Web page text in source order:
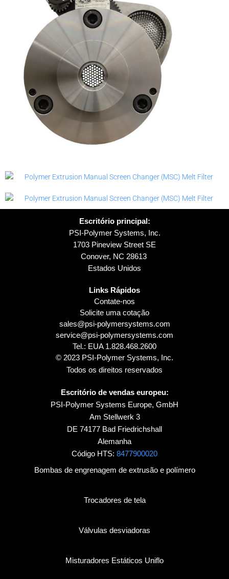
Escritório principal:
PSI-Polymer Systems, Inc.
1703 Pineview Street SE
Conover, NC 28613
Estados Unidos
Links Rápidos
Contate-nos
Solicite uma cotação
sales@psi-polymersystems.com
service@psi-polymersystems.com
Tel.: EUA 1.828.468.2600
© 2023 PSI-Polymer Systems, Inc.
Todos os direitos reservados
Escritório de vendas europeu:
PSI-Polymer Systems Europe, GmbH
Am Stellwerk 3
DE 74177 Bad Friedrichshall
Alemanha
Código HTS: 8477900020
Bombas de engrenagem de extrusão e polímero
Trocadores de tela
Válvulas desviadoras
Misturadores Estáticos Uniflo